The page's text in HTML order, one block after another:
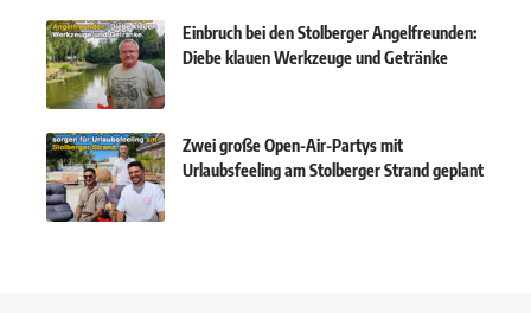
Einbruch bei den Stolberger Angelfreunden:
Diebe klauen Werkzeuge und Getränke
Zwei große Open-Air-Partys mit
Urlaubsfeeling am Stolberger Strand geplant